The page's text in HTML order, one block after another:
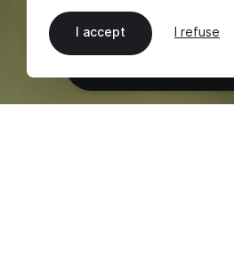
I accept I refuse